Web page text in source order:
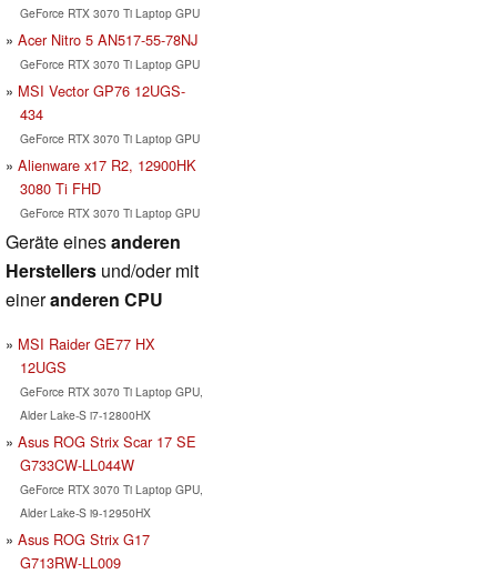
GeForce RTX 3070 Ti Laptop GPU
Acer Nitro 5 AN517-55-78NJ
GeForce RTX 3070 Ti Laptop GPU
MSI Vector GP76 12UGS-
434
GeForce RTX 3070 Ti Laptop GPU
Alienware x17 R2, 12900HK
3080 Ti FHD
GeForce RTX 3070 Ti Laptop GPU
Geräte einesanderen
Herstellers und/oder mit
eineranderen CPU
MSI Raider GE77 HX
12UGS
GeForce RTX 3070 Ti Laptop GPU,
Alder Lake-S i7-12800HX
Asus ROG Strix Scar 17 SE
G733CW-LL044W
GeForce RTX 3070 Ti Laptop GPU,
Alder Lake-S i9-12950HX
Asus ROG Strix G17
G713RW-LL009